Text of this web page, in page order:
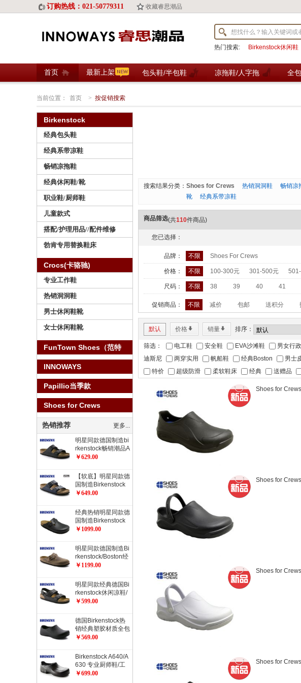
订购热线：021-50779311 收藏睿思潮品
热门搜索: Birkenstock休闲鞋
首页 最新上架 包头鞋/半包鞋 凉拖鞋/人字拖 全
当前位置： 首页 > 按促销搜索
搜索结果分类： Shoes for Crews 热销洞洞鞋 畅销凉
靴
经典系带凉鞋
商品筛选(共110件商品)
您已选择：
品牌： 不限 Shoes For Crews
价格： 不限 100-300元 301-500元
尺码： 不限 38 39 40 41
促销商品： 不限 减价 包邮 送积分
默认 价格* 销量* 排序：
筛选： 电工鞋 安全鞋 EVA沙滩鞋 男女行
迪斯尼
两穿实用 帆船鞋 经典Boston 男士
特价
超级防滑 柔软鞋床 经典 送赠品
Shoes for
Shoes for
Shoes for
Shoes for
Birkenstock
经典包头鞋
经典系带凉鞋
畅销凉拖鞋
经典休闲鞋/靴
职业鞋/厨师鞋
儿童款式
搭配/护理用品//配件维修
勃肯专用替换鞋床
Crocs(卡骆驰)
专业工作鞋
热销洞洞鞋
男士休闲鞋靴
女士休闲鞋靴
FunTown Shoes（范特
仕）
INNOWAYS
Papillio当季款
Shoes for Crews
热销推荐 更多...
明星同款德国制造bi
rkenstock畅销潮品A
rizona健康软木拖鞋
￥629.00
【软底】明星同款德
国制造Birkenstock
经典2扣软木拖鞋Ari
舒适流行色软木拖鞋
￥649.00
经典热销明星同款德
国制造Birkenstock
经典Boston光滑牛
￥1099.00
明星同款德国制造Bi
rkenstock/Boston经
典包头鞋/油皮/天然
￥1199.00
明星同款经典德国Bi
rkenstock休闲凉鞋/
开车凉鞋Milano系
￥599.00
德国Birkenstock热
销经典塑胶材质全包
厨师鞋工作鞋职业鞋
￥569.00
Birkenstock A640/A
630 专业厨师鞋/工
作防护鞋/职业鞋/劳
￥699.00